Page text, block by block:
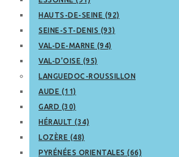
HAUTS-DE-SEINE (92)
SEINE-ST-DENIS (93)
VAL-DE-MARNE (94)
VAL-D’OISE (95)
LANGUEDOC-ROUSSILLON
AUDE (11)
GARD (30)
HÉRAULT (34)
LOZÈRE (48)
PYRÉNÉES ORIENTALES (66)